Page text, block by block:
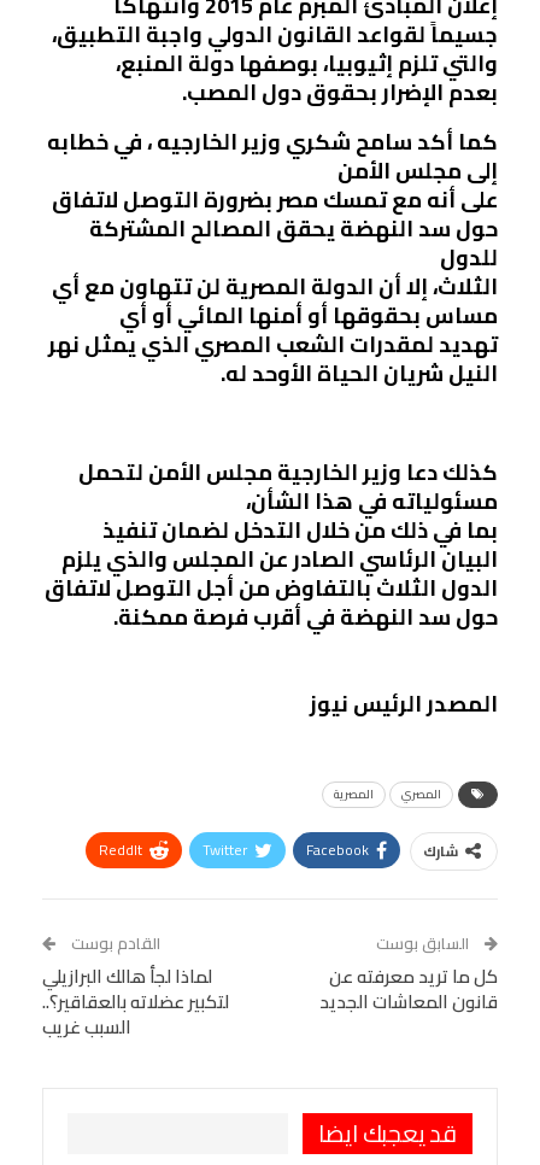
جسيماً لقواعد القانون الدولي واجبة التطبيق،
والتي تلزم إثيوبيا، بوصفها دولة المنبع،
بعدم الإضرار بحقوق دول المصب.
كما أكد سامح شكري وزير الخارجيه ، في خطابه
إلى مجلس الأمن
على أنه مع تمسك مصر بضرورة التوصل لاتفاق
حول سد النهضة يحقق المصالح المشتركة
للدول
الثلاث، إلا أن الدولة المصرية لن تتهاون مع أي
مساس بحقوقها أو أمنها المائي أو أي
تهديد لمقدرات الشعب المصري الذي يمثل نهر
النيل شريان الحياة الأوحد له.
كذلك دعا وزير الخارجية مجلس الأمن لتحمل
مسئولياته في هذا الشأن،
بما في ذلك من خلال التدخل لضمان تنفيذ
البيان الرئاسي الصادر عن المجلس والذي يلزم
الدول الثلاث بالتفاوض من أجل التوصل لاتفاق
حول سد النهضة في أقرب فرصة ممكنة.
المصدر الرئيس نيوز
المصري المصرية
شارك Facebook
Twitter
ReddIt
Tumblr
البريد الإلكتروني
VK
Digg
LINE
BlackBerry
Viber
السابق بوست
كل ما تريد معرفته عن
قانون المعاشات الجديد
القادم بوست
لماذا لجأ هالك البرازيلي
لتكبير عضلاته بالعقاقير؟..
السبب غريب
قد يعجبك ايضا